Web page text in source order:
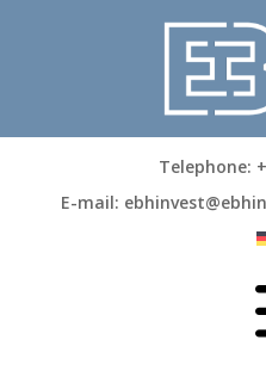
Telephone:
E-mail: